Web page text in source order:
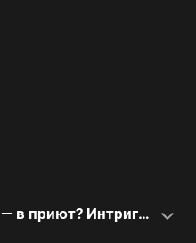
Мать — за решетку, детей — в приют? Интриги некровной родни прогремели на всю страну. Видео